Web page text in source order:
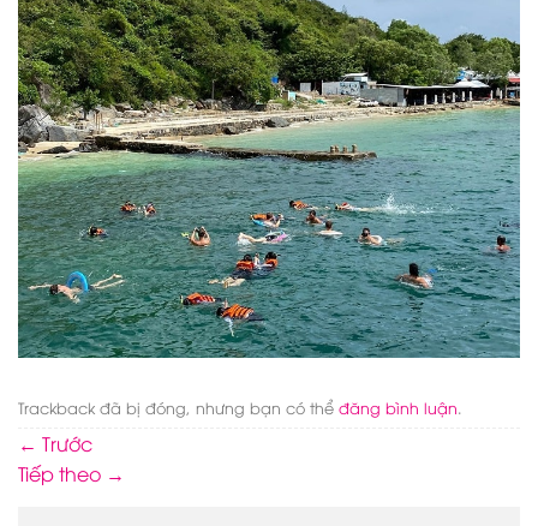
Trackback đã bị đóng, nhưng bạn có thể đăng bình luận
← Trước
Tiếp theo →